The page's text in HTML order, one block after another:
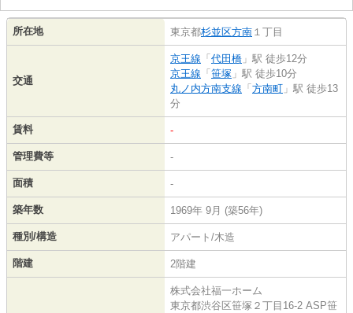
所在地 東京都杉並区方南 １丁目
交通
京王線 「 代田橋 」駅 徒歩12分
京王線 「 笹塚 」駅 徒歩10分
丸ノ内方南支線 「 方南町 」駅 徒歩13
分
賃料 -
管理費等 -
面積 -
築年数 1969年 9月 (築56年)
種別/構造 アパート/木造
階建 2階建
株式会社福一ホーム
東京都渋谷区笹塚２丁目16-2 ASP笹